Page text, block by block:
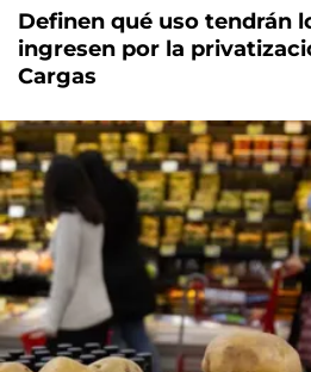
Definen qué uso tendrán
ingresen por la
Cargas